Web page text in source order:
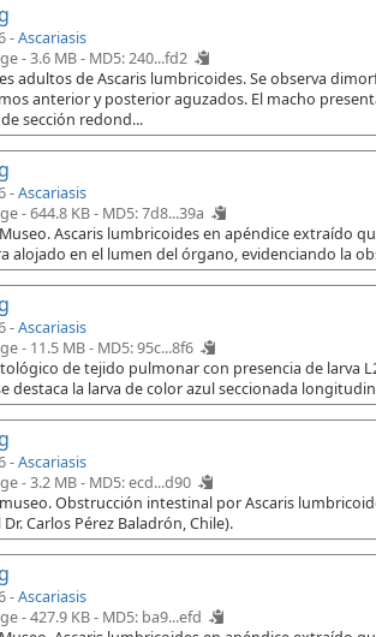
-Ascariasis
- 3.6 MB - MD5: 240...fd2
adultos de Ascaris lumbricoides. Se observa
anterior y posterior aguzados. El macho
sección redond...
-Ascariasis
- 644.8 KB - MD5: 7d8...39a
Ascaris lumbricoides en apéndice extraído
alojado en el lumen del órgano, evidenciando la
-Ascariasis
- 11.5 MB - MD5: 95c...8f6
de tejido pulmonar con presencia de larva
destaca la larva de color azul seccionada
-Ascariasis
- 3.2 MB - MD5: ecd...d90
Obstrucción intestinal por Ascaris
Dr. Carlos Pérez Baladrón, Chile).
-Ascariasis
- 427.9 KB - MD5: ba9...efd